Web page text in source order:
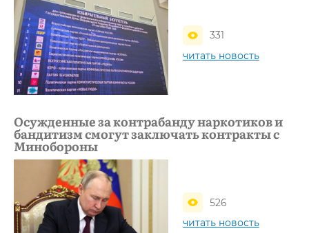
331
читать новость
Осужденные за контрабанду наркотиков и
бандитизм смогут заключать контракты с
Минобороны
526
читать новость